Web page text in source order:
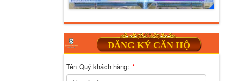
ĐĂNG KÝ CĂN HỘ
Tên Quý khách hàng: *